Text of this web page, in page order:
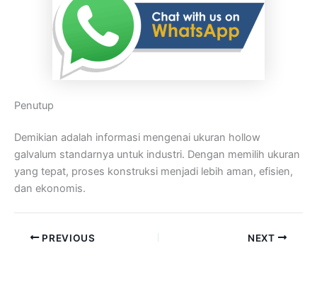
Penutup
Demikian adalah informasi mengenai ukuran hollow
galvalum standarnya untuk industri. Dengan memilih ukuran
yang tepat, proses konstruksi menjadi lebih aman, efisien,
dan ekonomis.
PREVIOUS NEXT